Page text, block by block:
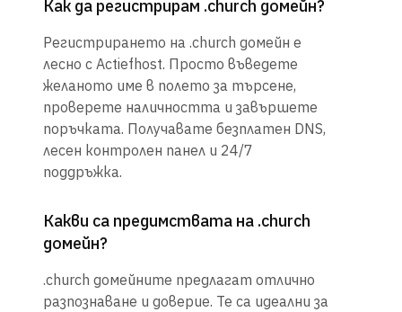
Как да регистрирам .church домейн?
Регистрирането на .church домейн е
лесно с Actiefhost. Просто въведете
желаното име в полето за търсене,
проверете наличността и завършете
поръчката. Получавате безплатен DNS,
лесен контролен панел и 24/7
поддръжка.
Какви са предимствата на .church
домейн?
.church домейните предлагат отлично
разпознаване и доверие. Те са идеални за